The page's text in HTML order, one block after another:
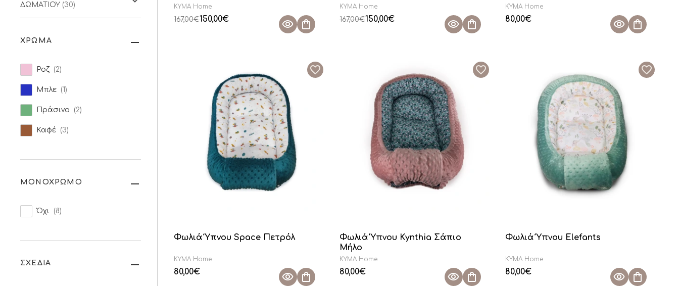
ΔΩΜΑΤΙΟΥ (30)
ΧΡΩΜΑ
Ροζ (2)
Μπλε (1)
Πράσινο (2)
Καφέ (3)
ΜΟΝΟΧΡΩΜΟ
Όχι (8)
ΣΧΕΔΙΑ
KYMA Home
167,00€150,00€
KYMA Home
167,00€150,00€
KYMA Home
80,00€
Φωλιά Ύπνου Space Πετρόλ
KYMA Home
80,00€
Φωλιά Ύπνου Kynthia Σάπιο
Μήλο
KYMA Home
80,00€
Φωλιά Ύπνου Elefants
KYMA Home
80,00€